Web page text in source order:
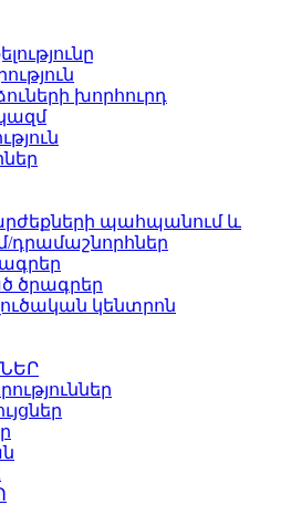
խորհուրդ
պահպանում և
դրամաշնորհներ
ծրագրեր
կենտրոն